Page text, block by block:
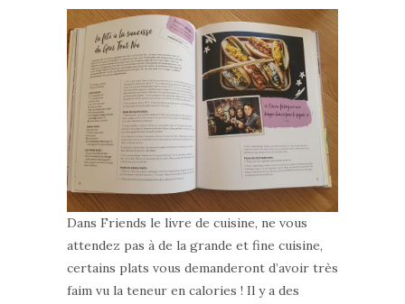
Dans Friends le livre de cuisine, ne vous
attendez pas à de la grande et fine cuisine,
certains plats vous demanderont d’avoir très
faim vu la teneur en calories ! Il y a des